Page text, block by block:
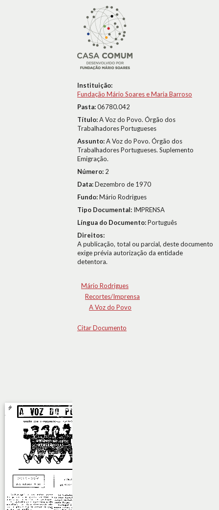
Instituição:
Fundação Mário Soares e Maria Barroso
Pasta:06780.042
Título:A Voz do Povo. Órgão dos
Trabalhadores Portugueses
Assunto:A Voz do Povo. Órgão dos
Trabalhadores Portugueses. Suplemento
Emigração.
Número: 2
Data:Dezembro de 1970
Fundo:Mário Rodrigues
Tipo Documental: IMPRENSA
Língua do Documento:Português
Direitos:
A publicação, total ou parcial, deste documento
exige prévia autorização da entidade
detentora.
Mário Rodrigues
Recortes/Imprensa
A Voz do Povo
Citar Documento